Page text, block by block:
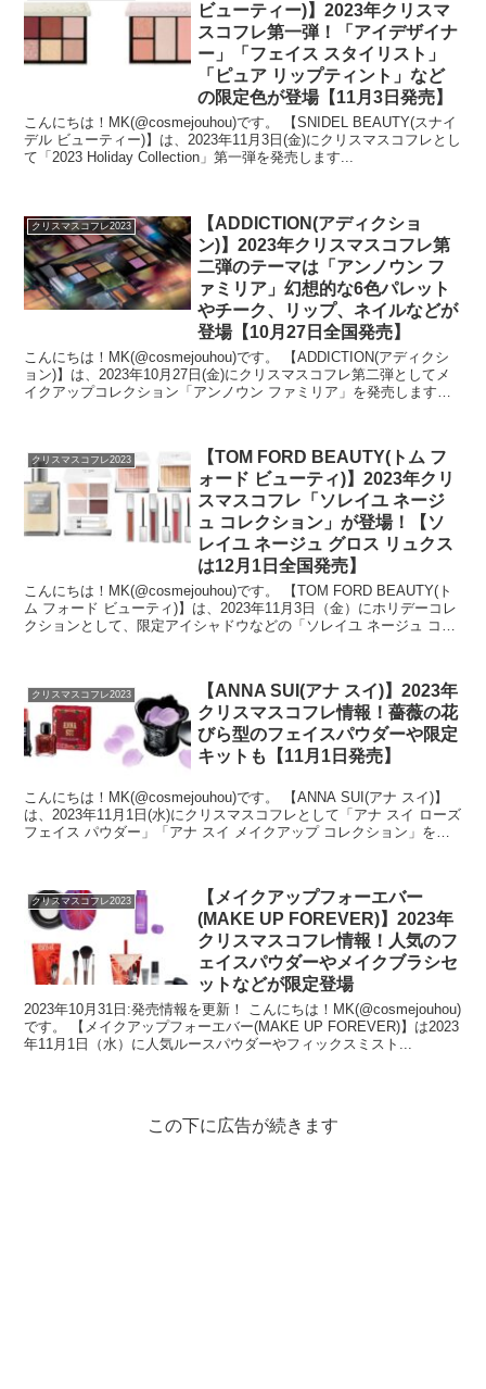
ビューティー)】2023年クリスマ
スコフレ第一弾！「アイデザイナ
ー」「フェイス スタイリスト」
「ピュア リップティント」など
の限定色が登場【11月3日発売】
こんにちは！MK(@cosmejouhou)です。 【SNIDEL BEAUTY(スナイ
デル ビューティー)】は、2023年11月3日(金)にクリスマスコフレとし
て「2023 Holiday Collection」第一弾を発売します...
クリスマスコフレ2023
【ADDICTION(アディクショ
ン)】2023年クリスマスコフレ第
二弾のテーマは「アンノウン フ
ァミリア」幻想的な6色パレット
やチーク、リップ、ネイルなどが
登場【10月27日全国発売】
こんにちは！MK(@cosmejouhou)です。 【ADDICTION(アディクシ
ョン)】は、2023年10月27日(金)にクリスマスコフレ第二弾としてメ
イクアップコレクション「アンノウン ファミリア」を発売します！
クリスマスコフレ2023
【TOM FORD BEAUTY(トム フ
ォード ビューティ)】2023年クリ
スマスコフレ「ソレイユ ネージ
ュ コレクション」が登場！【ソ
レイユ ネージュ グロス リュクス
は12月1日全国発売】
こんにちは！MK(@cosmejouhou)です。 【TOM FORD BEAUTY(ト
ム フォード ビューティ)】は、2023年11月3日（金）にホリデーコレ
クションとして、限定アイシャドウなどの「ソレイユ ネージュ コレ
クリスマスコフレ2023
【ANNA SUI(アナ スイ)】2023年
クリスマスコフレ情報！薔薇の花
びら型のフェイスパウダーや限定
キットも【11月1日発売】
こんにちは！MK(@cosmejouhou)です。 【ANNA SUI(アナ スイ)】
は、2023年11月1日(水)にクリスマスコフレとして「アナ スイ ローズ
フェイス パウダー」「アナ スイ メイクアップ コレクション」を発
クリスマスコフレ2023
【メイクアップフォーエバー
(MAKE UP FOREVER)】2023年
クリスマスコフレ情報！人気のフ
ェイスパウダーやメイクブラシセ
ットなどが限定登場
2023年10月31日:発売情報を更新！ こんにちは！MK(@cosmejouhou)
です。 【メイクアップフォーエバー(MAKE UP FOREVER)】は2023
年11月1日（水）に人気ルースパウダーやフィックスミスト...
この下に広告が続きます